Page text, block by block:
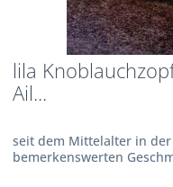
lila
Ail...
seit dem Mittelalter in
bemerkenswerten